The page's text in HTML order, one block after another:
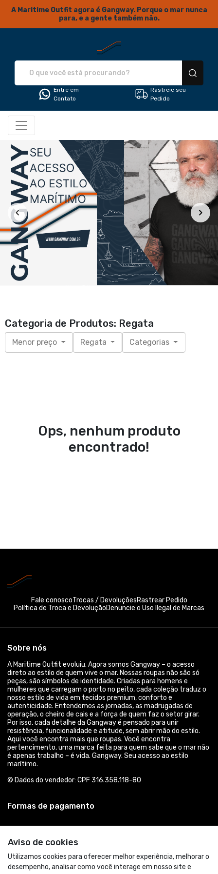
A Maritime Outfit agora é Gangway. Porque o mar nunca
para, e a gente também não.
Gangway... Seu acesso ao
Entre em
Contato
Rastreie seu
Pedido
Categoria de Produtos: Regata
Menor preço Regata Categorias
Ops, nenhum produto
encontrado!
Aviso de cookies
Utilizamos cookies para oferecer melhor experiência, melhorar o
desempenho, analisar como você interage em nosso site e
Fale conoscoTrocas / DevoluçõesRastrear Pedido
Política de Troca e DevoluçãoDenuncie o Uso Ilegal de Marcas
Sobre nós
A Maritime Outfit evoluiu. Agora somos Gangway – o acesso
direto ao estilo de quem vive o mar. Nossas roupas não são só
peças, são símbolos de identidade. Criadas para homens e
mulheres que carregam o porto no peito, cada coleção traduz o
nosso estilo de vida em tecidos premium, conforto e
autenticidade. Entendemos as jornadas, as madrugadas de
operação, o cheiro de cais e a força de quem faz o setor girar.
Por isso, cada detalhe da Gangway é pensado para unir
resistência, funcionalidade e atitude, sem abrir mão do estilo.
Aqui você encontra mais que roupas. Você encontra
pertencimento, uma marca feita para quem sabe que o mar não
é apenas trabalho – é vida. Gangway. Seu acesso ao estilo
marítimo.
© Dados do vendedor: CPF 316.358.118-80
Formas de pagamento